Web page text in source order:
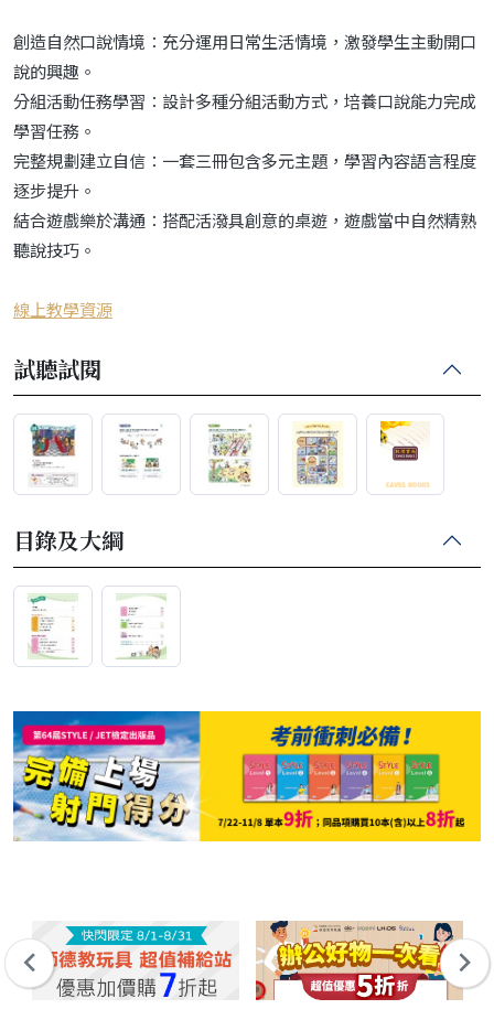
創造自然口說情境：充分運用日常生活情境，激發學生主動開口
說的興趣。
分組活動任務學習：設計多種分組活動方式，培養口說能力完成
學習任務。
完整規劃建立自信：一套三冊包含多元主題，學習內容語言程度
逐步提升。
結合遊戲樂於溝通：搭配活潑具創意的桌遊，遊戲當中自然精熟
聽說技巧。
線上教學資源
試聽試閱
目錄及大綱